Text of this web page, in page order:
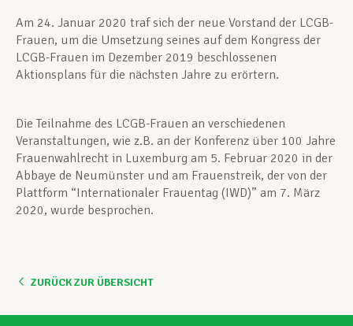
Am 24. Januar 2020 traf sich der neue Vorstand der LCGB-
Frauen, um die Umsetzung seines auf dem Kongress der
LCGB-Frauen im Dezember 2019 beschlossenen
Aktionsplans für die nächsten Jahre zu erörtern.
Die Teilnahme des LCGB-Frauen an verschiedenen
Veranstaltungen, wie z.B. an der Konferenz über 100 Jahre
Frauenwahlrecht in Luxemburg am 5. Februar 2020 in der
Abbaye de Neumünster und am Frauenstreik, der von der
Plattform “Internationaler Frauentag (IWD)” am 7. März
2020, wurde besprochen.
ZURÜCK ZUR ÜBERSICHT